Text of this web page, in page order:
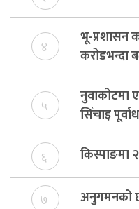
४
भू-प्रशासन
करोडभन्दा
बेरुजु
५
नुवाकोटमा
सिँचाइ
६ किस्पाङमा
७ अनुगमनको